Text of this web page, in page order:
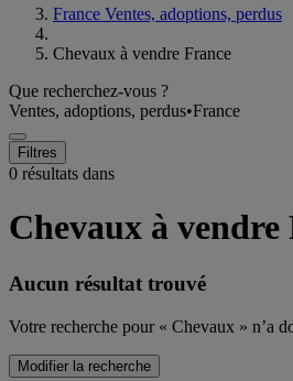
France Ventes, adoptions, perdus
Chevaux à vendre France
Que recherchez-vous ?
Ventes, adoptions, perdus•France
Filtres
0 résultats dans
Chevaux à vendre
Aucun résultat trouvé
Votre recherche pour « Chevaux » n’a
Modifier la recherche